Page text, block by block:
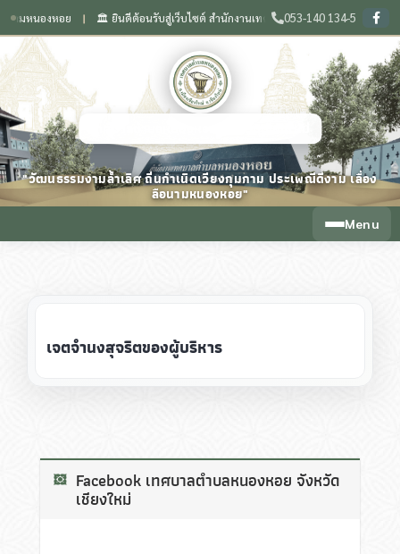
องหอย ❙ 🏛️ ยินดีต้อนรับสู่เว็บไซต์ สำนักงานเทศบาลตำบลหนองหอย จังหวัดเชียงให
053-140 134-5
"วัฒนธรรมงามล้ำเลิศ ถิ่นกำเนิดเวียงกุมกาม ประเพณีดีงาม เลื่อง
ลือนามหนองหอย"
Menu
เจตจำนงสุจริตของผู้บริหาร
Facebook เทศบาลตำบลหนองหอย จังหวัด
เชียงใหม่